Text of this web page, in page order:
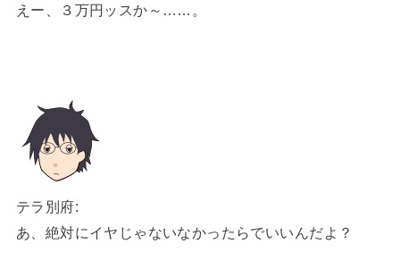
えー、３万円ッスか～……。
テラ別府:
あ、絶対にイヤじゃないなかったらでいいんだよ？